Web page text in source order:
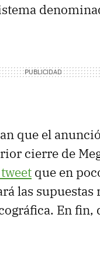
que el
cierre de
que en
las supuestas
En fin,